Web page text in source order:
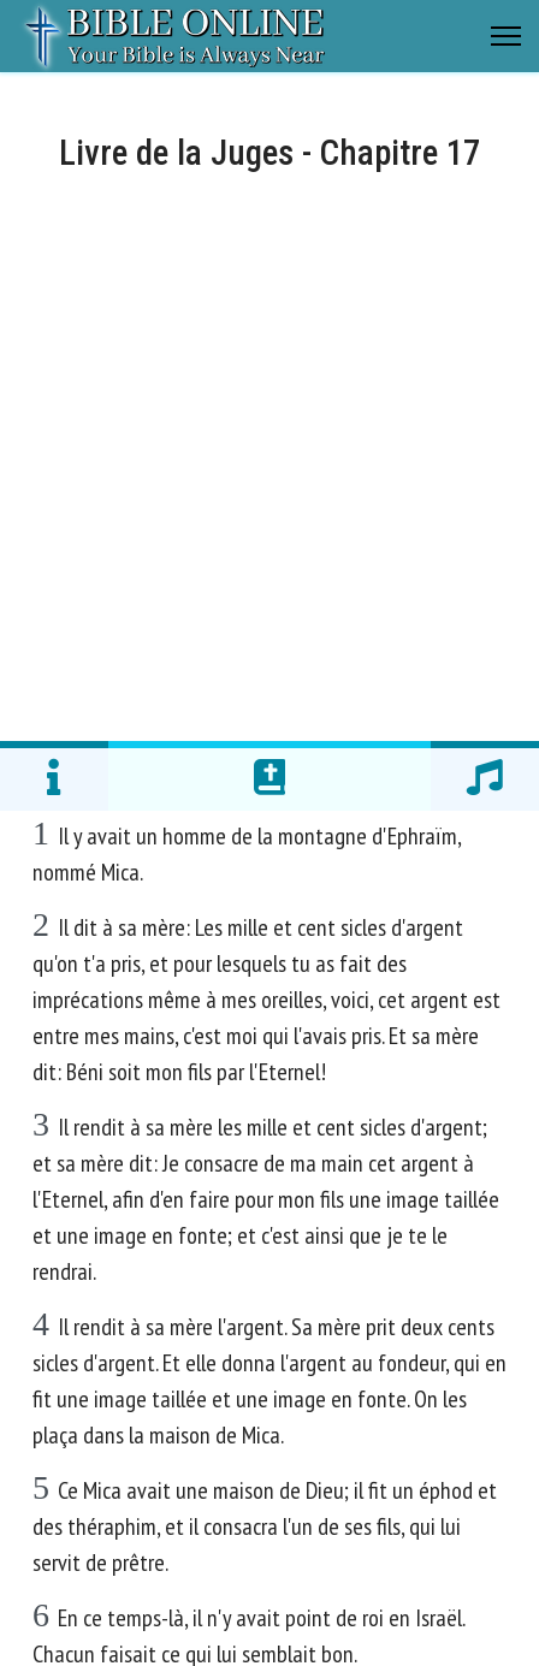
Livre de la Juges - Chapitre 17
1 Il y avait un homme de la montagne d'Ephraïm,
nommé Mica.
2 Il dit à sa mère: Les mille et cent sicles d'argent
qu'on t'a pris, et pour lesquels tu as fait des
imprécations même à mes oreilles, voici, cet argent est
entre mes mains, c'est moi qui l'avais pris. Et sa mère
dit: Béni soit mon fils par l'Eternel!
3 Il rendit à sa mère les mille et cent sicles d'argent;
et sa mère dit: Je consacre de ma main cet argent à
l'Eternel, afin d'en faire pour mon fils une image taillée
et une image en fonte; et c'est ainsi que je te le
rendrai.
4 Il rendit à sa mère l'argent. Sa mère prit deux cents
sicles d'argent. Et elle donna l'argent au fondeur, qui en
fit une image taillée et une image en fonte. On les
plaça dans la maison de Mica.
5 Ce Mica avait une maison de Dieu; il fit un éphod et
des théraphim, et il consacra l'un de ses fils, qui lui
servit de prêtre.
6 En ce temps-là, il n'y avait point de roi en Israël.
Chacun faisait ce qui lui semblait bon.